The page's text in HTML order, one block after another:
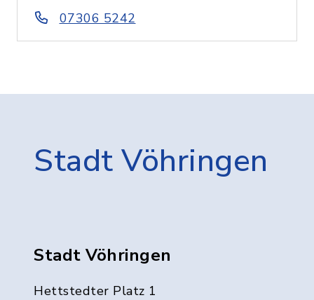
07306 5242
Stadt Vöhringen
Stadt Vöhringen
Hettstedter Platz 1